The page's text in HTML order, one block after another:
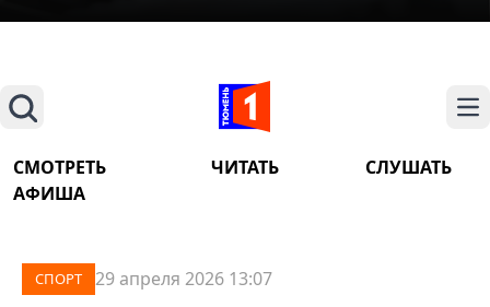
Поиск
СМОТРЕТЬ ЧИТАТЬ
СЛУШАТЬ
АФИША
СПОРТ 29 апреля 2026 13:07